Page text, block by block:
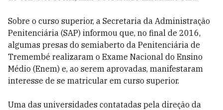
Sobre o curso superior, a Secretaria da Administração
Penitenciária (SAP) informou que, no final de 2016,
algumas presas do semiaberto da Penitenciária de
Tremembé realizaram o Exame Nacional do Ensino
Médio (Enem) e, ao serem aprovadas, manifestaram
interesse de se matricular em curso superior.
Uma das universidades contatadas pela direção da